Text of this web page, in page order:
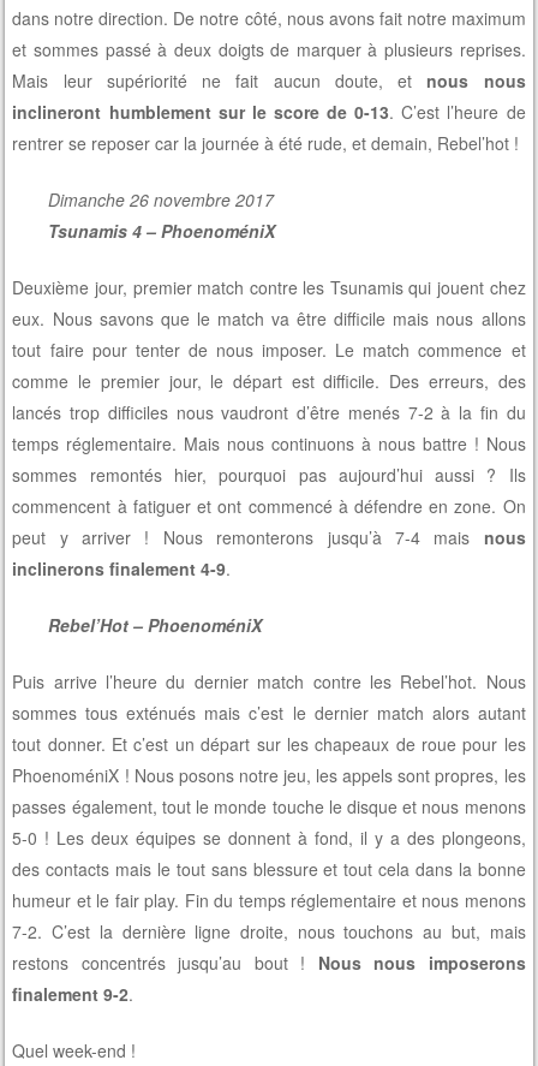
dans notre direction. De notre côté, nous avons fait notre maximum
et sommes passé à deux doigts de marquer à plusieurs reprises.
Mais leur supériorité ne fait aucun doute, et nous nous
inclineront humblement sur le score de 0-13. C’est l’heure de
rentrer se reposer car la journée à été rude, et demain, Rebel’hot !
Dimanche 26 novembre 2017
Tsunamis 4 – PhoenoméniX
Deuxième jour, premier match contre les Tsunamis qui jouent chez
eux. Nous savons que le match va être difficile mais nous allons
tout faire pour tenter de nous imposer. Le match commence et
comme le premier jour, le départ est difficile. Des erreurs, des
lancés trop difficiles nous vaudront d’être menés 7-2 à la fin du
temps réglementaire. Mais nous continuons à nous battre ! Nous
sommes remontés hier, pourquoi pas aujourd’hui aussi ? Ils
commencent à fatiguer et ont commencé à défendre en zone. On
peut y arriver ! Nous remonterons jusqu’à 7-4 mais nous
inclineronsfinalement 4-9.
Rebel’Hot – PhoenoméniX
Puis arrive l’heure du dernier match contre les Rebel’hot. Nous
sommes tous exténués mais c’est le dernier match alors autant
tout donner. Et c’est un départ sur les chapeaux de roue pour les
PhoenoméniX ! Nous posons notre jeu, les appels sont propres, les
passes également, tout le monde touche le disque et nous menons
5-0 ! Les deux équipes se donnent à fond, il y a des plongeons,
des contacts mais le tout sans blessure et tout cela dans la bonne
humeur et le fair play. Fin du temps réglementaire et nous menons
7-2. C’est la dernière ligne droite, nous touchons au but, mais
restons concentrés jusqu’au bout ! Nous nous imposerons
finalement 9-2.
Quel week-end !